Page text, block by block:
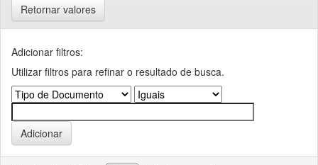
Retornar valores
Adicionar filtros:
Utilizar filtros para refinar o resultado de busca.